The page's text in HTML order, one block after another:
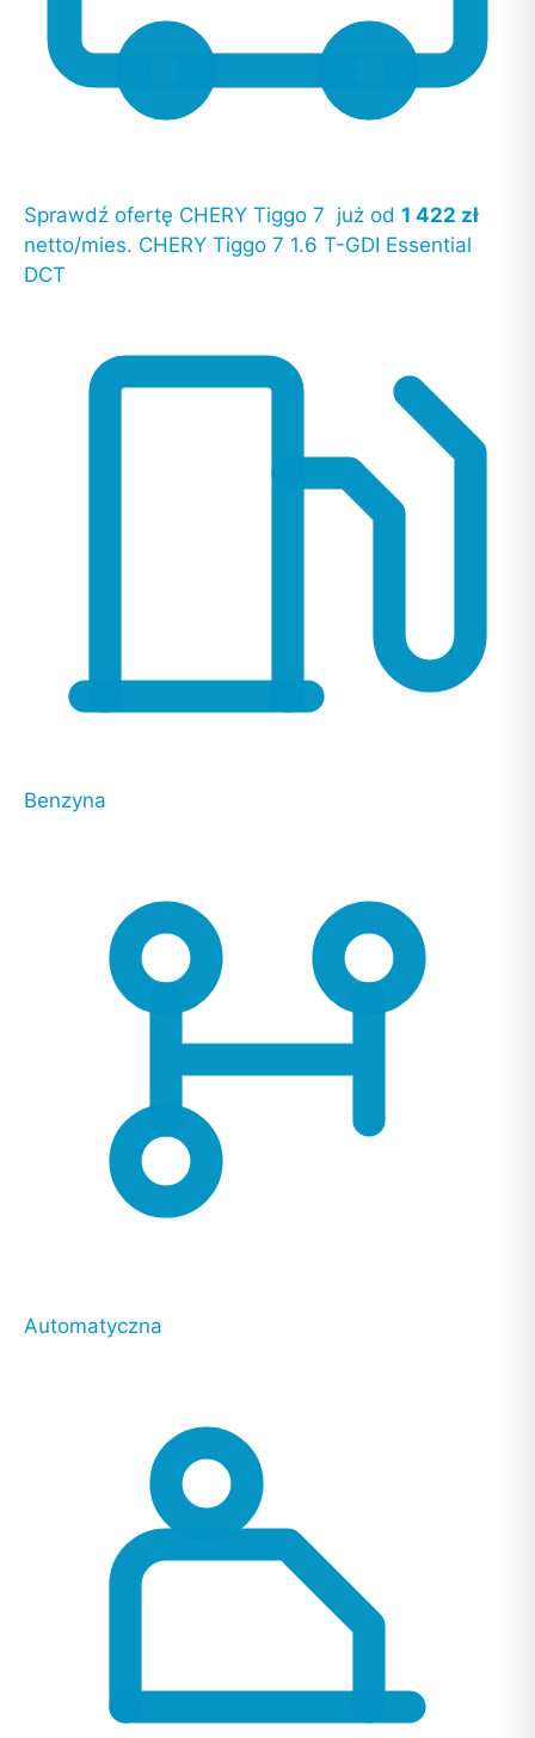
Sprawdź ofertę CHERY Tiggo 7 już od 1 422 zł
netto/mies. CHERY Tiggo 7 1.6 T-GDI Essential
DCT
Benzyna
Automatyczna